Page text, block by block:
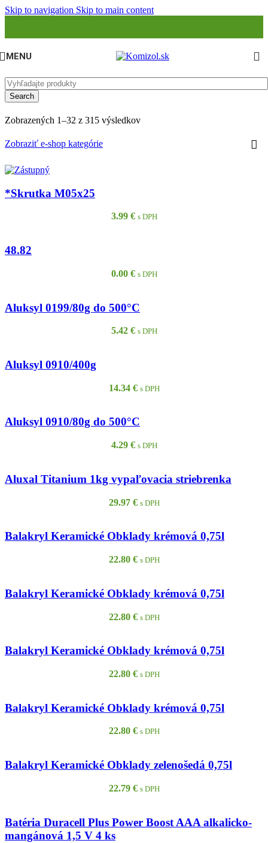
Skip to navigation Skip to main content
MENU
Search
Zobrazených 1–32 z 315 výsledkov
Zobraziť e-shop kategórie
*Skrutka M05x25
3.99 € s DPH
48.82
0.00 € s DPH
Aluksyl 0199/80g do 500°C
5.42 € s DPH
Aluksyl 0910/400g
14.34 € s DPH
Aluksyl 0910/80g do 500°C
4.29 € s DPH
Aluxal Titanium 1kg vypaľovacia striebrenka
29.97 € s DPH
Balakryl Keramické Obklady krémová 0,75l
22.80 € s DPH
Balakryl Keramické Obklady krémová 0,75l
22.80 € s DPH
Balakryl Keramické Obklady krémová 0,75l
22.80 € s DPH
Balakryl Keramické Obklady krémová 0,75l
22.80 € s DPH
Balakryl Keramické Obklady zelenošedá 0,75l
22.79 € s DPH
Batéria Duracell Plus Power Boost AAA alkalicko-
mangánová 1,5 V 4 ks